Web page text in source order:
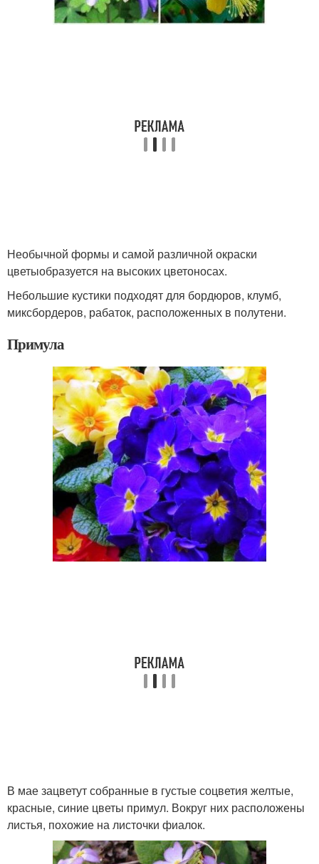
Необычной формы и самой различной окраски
цветыобразуется на высоких цветоносах.
Небольшие кустики подходят для бордюров, клумб,
миксбордеров, рабаток, расположенных в полутени.
Примула
В мае зацветут собранные в густые соцветия желтые,
красные, синие цветы примул. Вокруг них расположены
листья, похожие на листочки фиалок.